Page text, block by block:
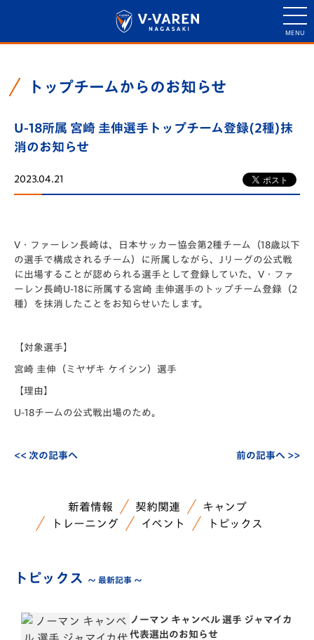
トップチームからのお知らせ
U-18所属 宮崎 圭伸選手トップチーム登録(2種)抹
消のお知らせ
2023.04.21
V・ファーレン長崎は、日本サッカー協会第2種チーム（18歳以下
の選手で構成されるチーム）に所属しながら、Jリーグの公式戦
に出場することが認められる選手として登録していた、V・ファ
ーレン長崎U-18に所属する宮崎 圭伸選手のトップチーム登録（2
種）を抹消したことをお知らせいたします。
【対象選手】
宮崎 圭伸（ミヤザキ ケイシン）選手
【理由】
U-18チームの公式戦出場のため。
<< 次の記事へ 前の記事へ >>
新着情報 契約関連
キャンプ
トレーニング
イベント トピックス
トピックス ～ 最新記事 ～
ノーマン キャンベル 選手 ジャマイカ
代表選出のお知らせ